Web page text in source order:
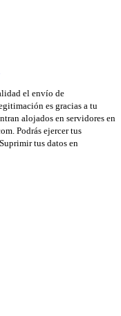
el envío de
es gracias a tu
alojados en servidores en
Podrás ejercer tus
tus datos en